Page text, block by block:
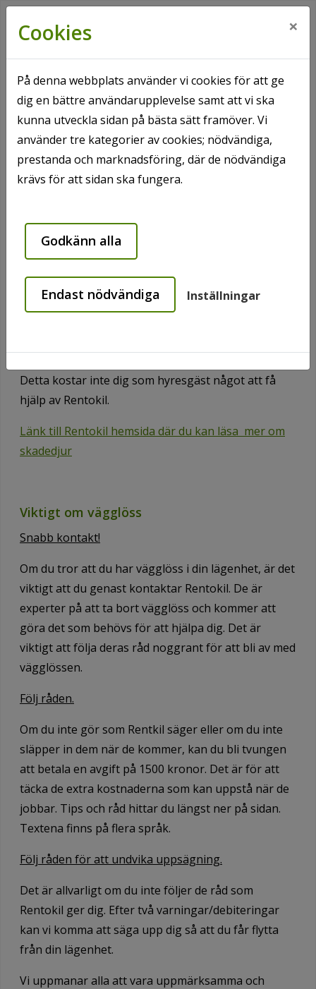
Hem Hyresgäst
Din lägenhet
Vägglöss och andra skadedjur
Vägglöss och andra
Har du problem med småkryp? Det finns hjälp om
Får du problem med till exempel myror, getingar,
Detta kostar inte dig som hyresgäst något att få
hjälp av Rentokil.
Länk till Rentokil hemsida där du kan läsa mer om
skadedjur
Viktigt om vägglöss
Snabb kontakt!
Om du tror att du har vägglöss i din lägenhet, är det
viktigt att du genast kontaktar Rentokil. De är
experter på att ta bort vägglöss och kommer att
göra det som behövs för att hjälpa dig. Det är
viktigt att följa deras råd noggrant för att bli av med
vägglössen.
Följ råden.
Om du inte gör som Rentkil säger eller om du inte
släpper in dem när de kommer, kan du bli tvungen
att betala en avgift på 1500 kronor. Det är för att
täcka de extra kostnaderna som kan uppstå när de
jobbar. Tips och råd hittar du längst ner på sidan.
Textena finns på flera språk.
Följ råden för att undvika uppsägning.
Det är allvarligt om du inte följer de råd som
Rentokil ger dig. Efter två varningar/debiteringar
kan vi komma att säga upp dig så att du får flytta
från din lägenhet.
Vi uppmanar alla att vara uppmärksamma och
Cookies ×
På denna webbplats använder vi cookies för att ge
dig en bättre användarupplevelse samt att vi ska
kunna utveckla sidan på bästa sätt framöver. Vi
använder tre kategorier av cookies; nödvändiga,
prestanda och marknadsföring, där de nödvändiga
krävs för att sidan ska fungera.
Godkänn alla
Endast nödvändiga Inställningar